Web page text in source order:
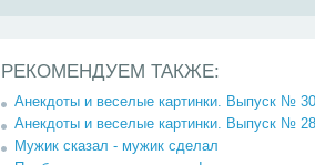
РЕКОМЕНДУЕМ ТАКЖЕ:
Анекдоты и веселые картинки. Выпуск №
Анекдоты и веселые картинки. Выпуск №
Мужик сказал - мужик сделал